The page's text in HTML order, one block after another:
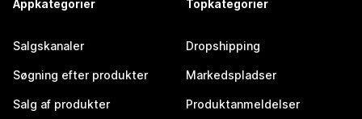
Appkategorier
Salgskanaler
Søgning efter produkter
Salg af produkter
Topkategorier
Dropshipping
Markedspladser
Produktanmeldelser